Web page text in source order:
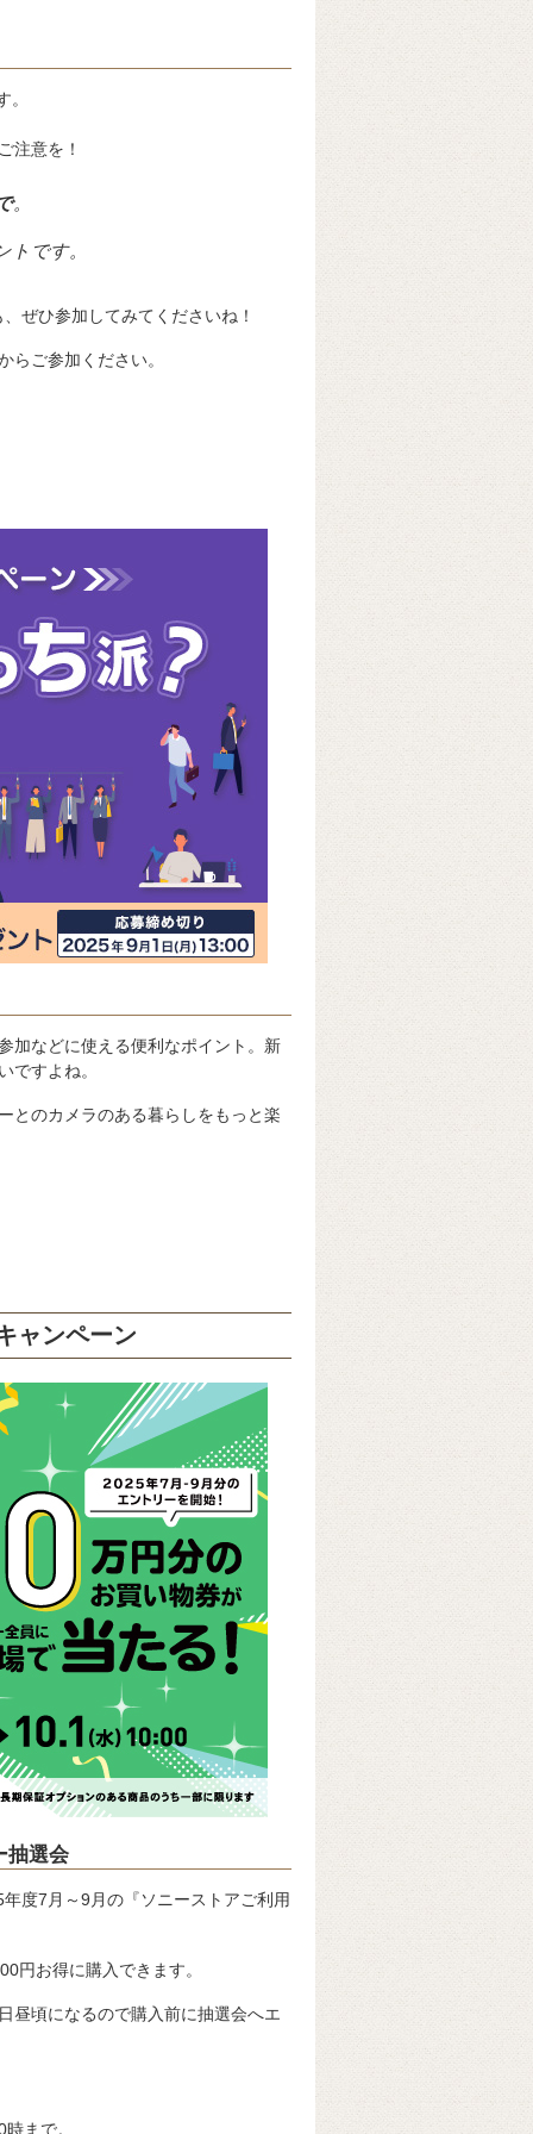
。
注意を！
。
です。
ぜひ参加してみてくださいね！
らご参加ください。
加などに使える便利なポイント。新
ですよね。
とのカメラのある暮らしをもっと楽
ャンペーン
抽選会
度7月～9月の『ソニーストアご利用
円お得に購入できます。
昼頃になるので購入前に抽選会へエ
まで。